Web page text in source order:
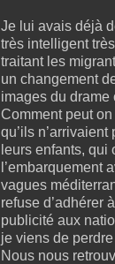
Je lui avais déjà
très intelligent
traitant les
un changement
images du drame
Comment peut
qu’ils
leurs enfants, qui
l’embarquement
vagues
refuse d’adhérer
publicité aux
je viens de
Nous nous